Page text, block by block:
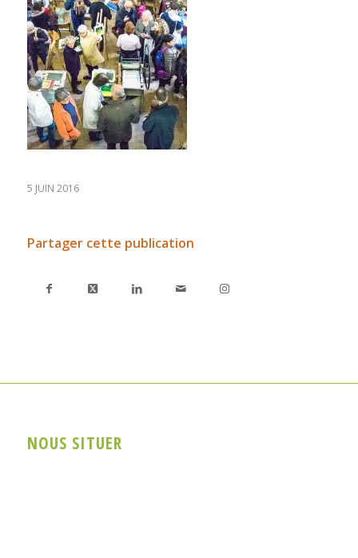
5 JUIN 2016
Partager cette publication
NOUS SITUER